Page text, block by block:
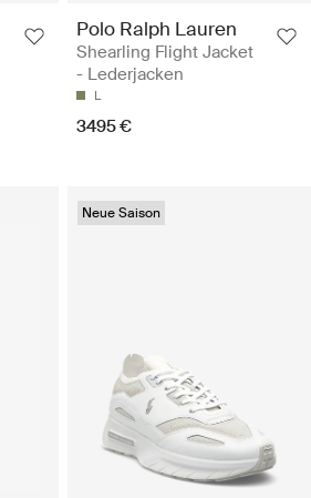
Polo Ralph Lauren
Shearling Flight Jacket
- Lederjacken
L
3495 €
Neue Saison